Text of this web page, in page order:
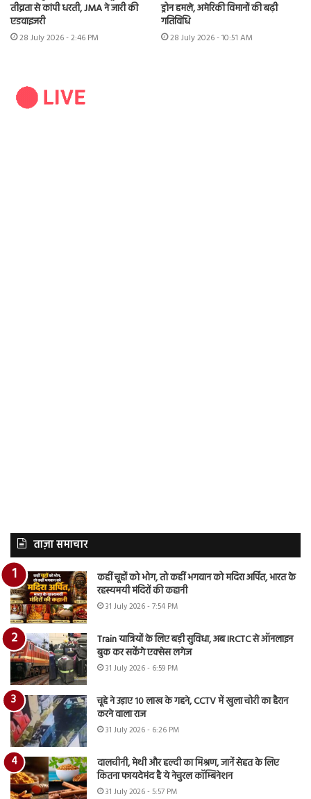
तीव्रता से कांपी धरती, JMA ने जारी की
एडवाइजरी
28 July 2026 - 2:46 PM
ड्रोन हमले, अमेरिकी विमानों की बढ़ी
गतिविधि
28 July 2026 - 10:51 AM
ताज़ा समाचार
कहीं चूहों को भोग, तो कहीं भगवान को मदिरा अर्पित, भारत के
रहस्यमयी मंदिरों की कहानी
31 July 2026 - 7:54 PM
Train यात्रियों के लिए बड़ी सुविधा, अब IRCTC से ऑनलाइन
बुक कर सकेंगे एक्सेस लगेज
31 July 2026 - 6:59 PM
चूहे ने उड़ाए 10 लाख के गहने, CCTV में खुला चोरी का हैरान
करने वाला राज
31 July 2026 - 6:26 PM
दालचीनी, मेथी और हल्दी का मिश्रण, जानें सेहत के लिए
कितना फायदेमंद है ये नेचुरल कॉम्बिनेशन
31 July 2026 - 5:57 PM